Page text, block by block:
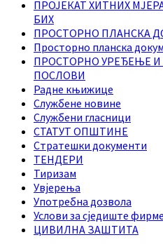
ПРОЈЕКАТ ХИТНИХ
БИХ
ПРОСТОРНО ПЛАНСКА
Просторно планска
ПРОСТОРНО УРЕЂЕЊЕ
ПОСЛОВИ
Радне књижице
Службене новине
Службени гласници
СТАТУТ ОПШТИНЕ
Стратешки документи
ТЕНДЕРИ
Тиризам
Увјерења
Употребна дозвола
Услови за сједиште фирме
ЦИВИЛНА ЗАШТИТА